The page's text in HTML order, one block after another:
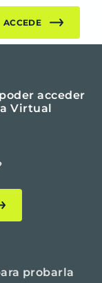
ACCEDE
acceder
Virtual
probarla
y Nutrición